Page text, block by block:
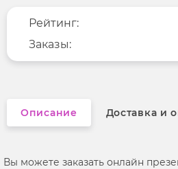
Фактура материала
Рейтинг:
Заказы:
Описание Доставка и
Вы можете заказать онлайн